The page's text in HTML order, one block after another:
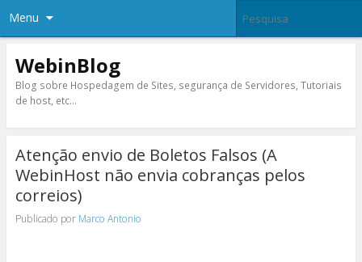
Menu
WebinBlog
Blog sobre Hospedagem de Sites, segurança de Servidores, Tutoriais
de host, etc…
Atenção envio de Boletos Falsos (A
WebinHost não envia cobranças pelos
correios)
Publicado por Marco Antonio